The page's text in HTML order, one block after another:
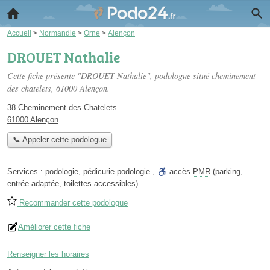
Accueil > Normandie > Orne > Alençon
DROUET Nathalie
Cette fiche présente "DROUET Nathalie", podologue situé cheminement
des chatelets, 61000 Alençon.
38 Cheminement des Chatelets
61000 Alençon
📞 Appeler cette podologue
Services : podologie, pédicurie-podologie , accès PMR (parking,
entrée adaptée, toilettes accessibles)
Recommander cette podologue
Améliorer cette fiche
Renseigner les horaires